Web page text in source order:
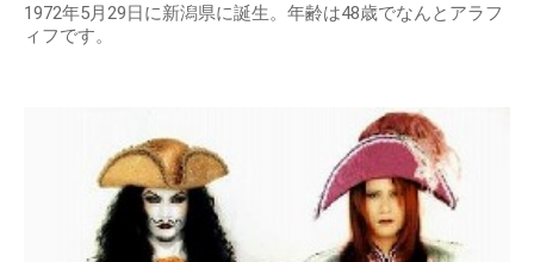
1972年5月29日に新潟県に誕生。年齢は48歳でなんとアラフ
ィフです。